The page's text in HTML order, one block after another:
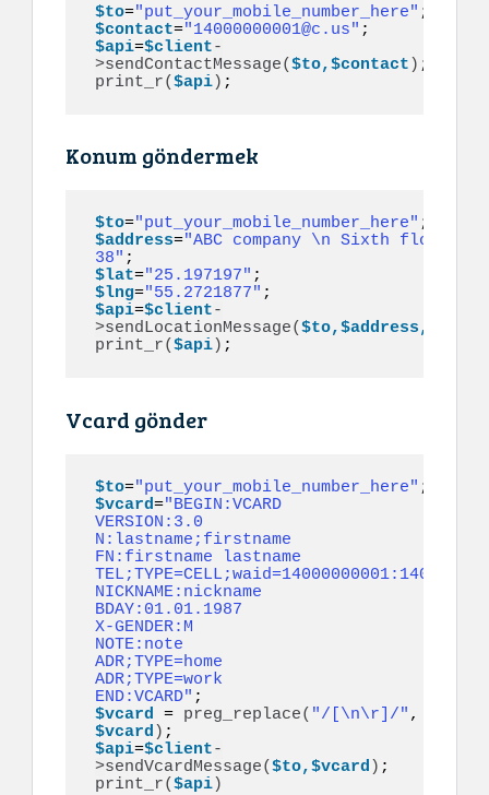
$to="put_your_mobile_number_here"
$contact="14000000001@c.us"
$api=$client-
>sendContactMessage($to,$contact )
print_r($api) ;
Konum göndermek
$to="put_your_mobile_number_here"
$address="ABC company \n Sixth floor ,
38"
$lat="25.197197"
$lng="55.2721877"
$api=$client-
>sendLocationMessage(
print_r($api) ;
Vcard gönder
$to="put_your_mobile_number_here"
$vcard="BEGIN:VCARD
VERSION:3.0
N:lastname;firstname
FN:firstname lastname
NICKNAME:nickname
BDAY:01.01.1987
X-GENDER:M
NOTE:note
ADR;TYPE=home
ADR;TYPE=work
END:VCARD"
$vcard = preg_replace( "/[\n\r]/" ,
$vcard )
$api=$client-
>sendVcardMessage($to,$vcard )
print_r($api)